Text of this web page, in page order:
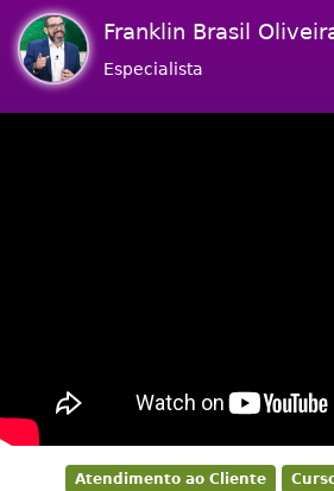
Franklin Brasil
Especialista
Atendimento ao Cliente